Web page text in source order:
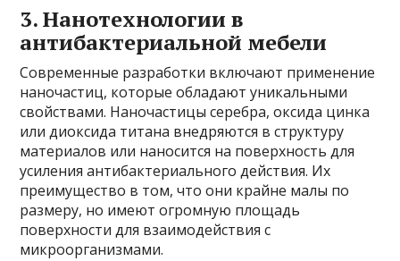
3. Нанотехнологии в
антибактериальной мебели
Современные разработки включают применение
наночастиц, которые обладают уникальными
свойствами. Наночастицы серебра, оксида цинка
или диоксида титана внедряются в структуру
материалов или наносится на поверхность для
усиления антибактериального действия. Их
преимущество в том, что они крайне малы по
размеру, но имеют огромную площадь
поверхности для взаимодействия с
микроорганизмами.